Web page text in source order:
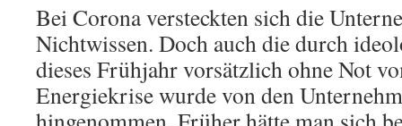
Bei Corona versteckten sich die
Nichtwissen. Doch auch die durch
dieses Frühjahr vorsätzlich ohne Not
Energiekrise wurde von den